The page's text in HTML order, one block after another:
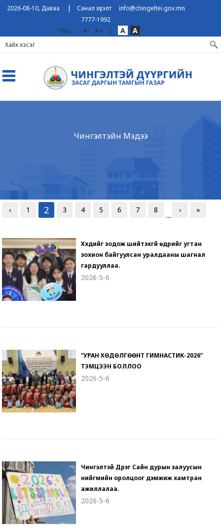
2026-08-10, Даваа | Санал хүсэлт
info@chingeltei.gov.mn
7777-1992
ENG
A- A+ | A A
Чингэлтэйн Мэдээ
‹ 1 2 3 4 5 6 7 8
...
› »
Хүүхдийг зодож шийтэхгүй өдрийг угтан
зохион байгуулсан уралдааны шагнал
гардууллаа.
2026-5-6
“УРАН ХӨДӨЛГӨӨНТ ГИМНАСТИК-2026”
ТЭМЦЭЭН БОЛЛОО
2026-5-6
Чингэлтэй Дүүрэг Сайн дурын залуусын
нийгмийн оролцоог дэмжиж хамтран
ажиллалаа.
2026-5-6